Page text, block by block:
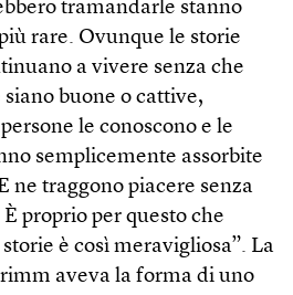
tramandarle stanno
rare. Ovunque le storie
a vivere senza che
buone o cattive,
le conoscono e le
semplicemente assorbite
ne traggono piacere senza
proprio per questo che
è così meravigliosa”. La
aveva la forma di uno